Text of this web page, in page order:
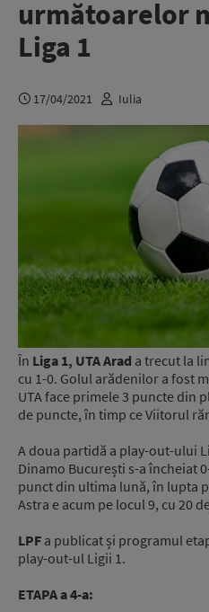
următoarelor
Liga 1
17/04/2021 Iulia
În Liga 1, UTA Arad a trecut la
cu 1-0. Golul arădenilor a fost
UTA face primele 3 puncte din
de puncte, în timp ce Viitorul
A doua partidă a play-out-ului
Dinamo București s-a încheiat
punct din ultima lună, în lupta
Astra e acum pe locul 9, cu 20
LPF a publicat și programul
play-out-ul Ligii 1.
ETAPA a 4-a: